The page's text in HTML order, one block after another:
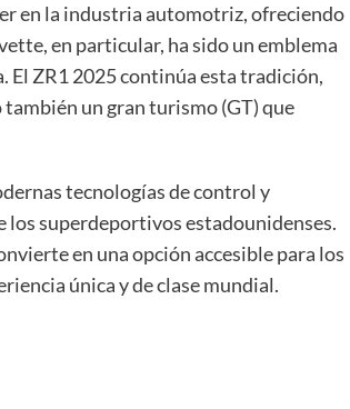
en la industria automotriz, ofreciendo
en particular, ha sido un emblema
El ZR1 2025 continúa esta tradición,
un gran turismo (GT) que
tecnologías de control y
los superdeportivos estadounidenses.
en una opción accesible para los
única y de clase mundial.